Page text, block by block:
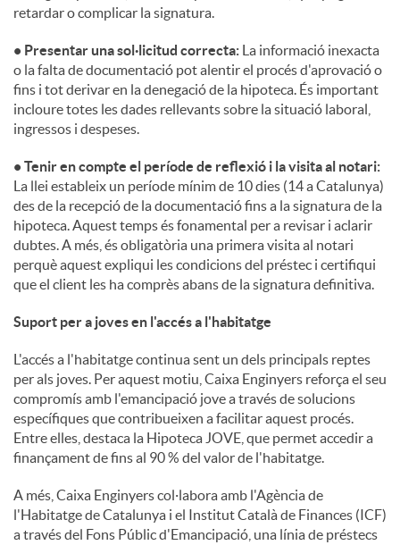
retardar o complicar la signatura.
• Presentar una sol·licitud correcta: La informació inexacta
o la falta de documentació pot alentir el procés d'aprovació o
fins i tot derivar en la denegació de la hipoteca. És important
incloure totes les dades rellevants sobre la situació laboral,
ingressos i despeses.
• Tenir en compte el període de reflexió i la visita al notari:
La llei estableix un període mínim de 10 dies (14 a Catalunya)
des de la recepció de la documentació fins a la signatura de la
hipoteca. Aquest temps és fonamental per a revisar i aclarir
dubtes. A més, és obligatòria una primera visita al notari
perquè aquest expliqui les condicions del préstec i certifiqui
que el client les ha comprès abans de la signatura definitiva.
Suport per a joves en l'accés a l'habitatge
L'accés a l'habitatge continua sent un dels principals reptes
per als joves. Per aquest motiu, Caixa Enginyers reforça el seu
compromís amb l'emancipació jove a través de solucions
específiques que contribueixen a facilitar aquest procés.
Entre elles, destaca la Hipoteca JOVE, que permet accedir a
finançament de fins al 90 % del valor de l'habitatge.
A més, Caixa Enginyers col·labora amb l'Agència de
l'Habitatge de Catalunya i el Institut Català de Finances (ICF)
a través del Fons Públic d'Emancipació, una línia de préstecs